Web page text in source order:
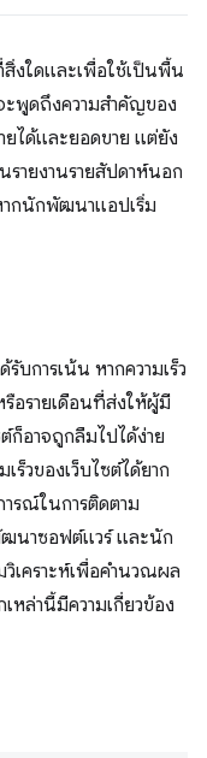
งใดและเพื่อใช้เป็นพื้น
พูดถึงความสำคัญของ
ยได้และยอดขาย แต่ยัง
รายงานรายสัปดาห์นอก
ากนักพัฒนาแอปเริ่ม
บการเน้น หากความเร็ว
รือรายเดือนที่ส่งให้ผู้มี
ก็อาจถูกลืมไปได้ง่าย
วของเว็บไซต์ได้ยาก
รณ์ในการติดตาม
ฒนาซอฟต์แวร์ และนัก
เคราะห์เพื่อคำนวณผล
หล่านี้มีความเกี่ยวข้อง